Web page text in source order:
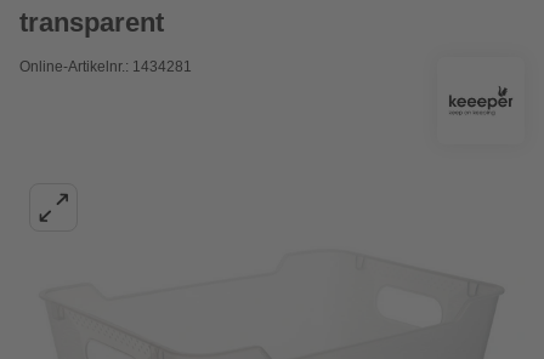
transparent
Online-Artikelnr.: 1434281